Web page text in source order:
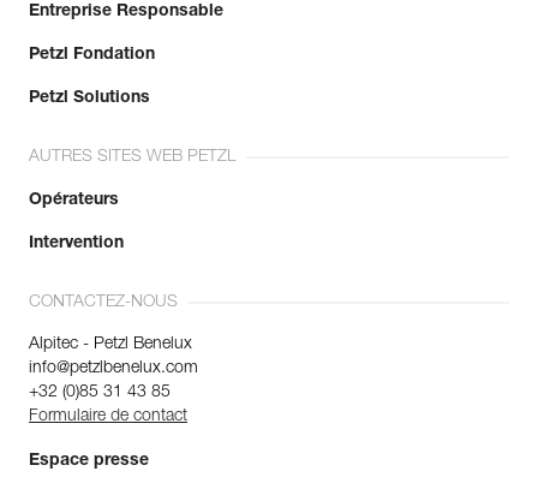
Entreprise Responsable
Petzl Fondation
Petzl Solutions
AUTRES SITES WEB PETZL
Opérateurs
Intervention
CONTACTEZ-NOUS
Alpitec - Petzl Benelux
info@petzlbenelux.com
+32 (0)85 31 43 85
Formulaire de contact
Espace presse